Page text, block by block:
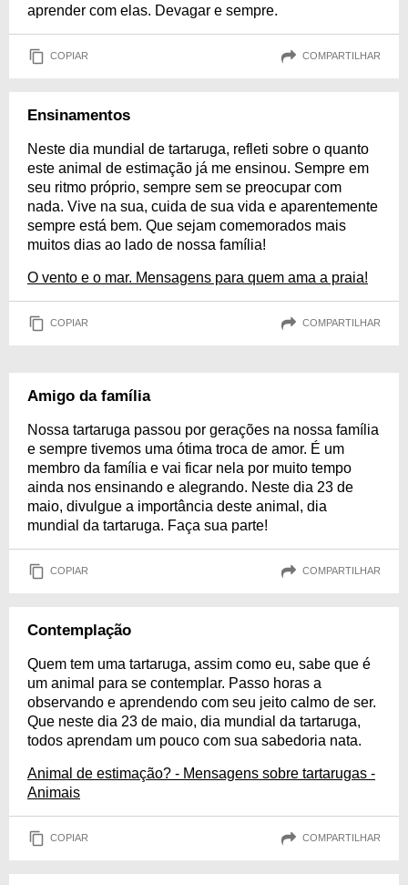
aprender com elas. Devagar e sempre.
COPIAR COMPARTILHAR
Ensinamentos
Neste dia mundial de tartaruga, refleti sobre o quanto
este animal de estimação já me ensinou. Sempre em
seu ritmo próprio, sempre sem se preocupar com
nada. Vive na sua, cuida de sua vida e aparentemente
sempre está bem. Que sejam comemorados mais
muitos dias ao lado de nossa família!
O vento e o mar. Mensagens para quem ama a praia!
COPIAR COMPARTILHAR
Amigo da família
Nossa tartaruga passou por gerações na nossa família
e sempre tivemos uma ótima troca de amor. É um
membro da família e vai ficar nela por muito tempo
ainda nos ensinando e alegrando. Neste dia 23 de
maio, divulgue a importância deste animal, dia
mundial da tartaruga. Faça sua parte!
COPIAR COMPARTILHAR
Contemplação
Quem tem uma tartaruga, assim como eu, sabe que é
um animal para se contemplar. Passo horas a
observando e aprendendo com seu jeito calmo de ser.
Que neste dia 23 de maio, dia mundial da tartaruga,
todos aprendam um pouco com sua sabedoria nata.
Animal de estimação? - Mensagens sobre tartarugas -
Animais
COPIAR COMPARTILHAR